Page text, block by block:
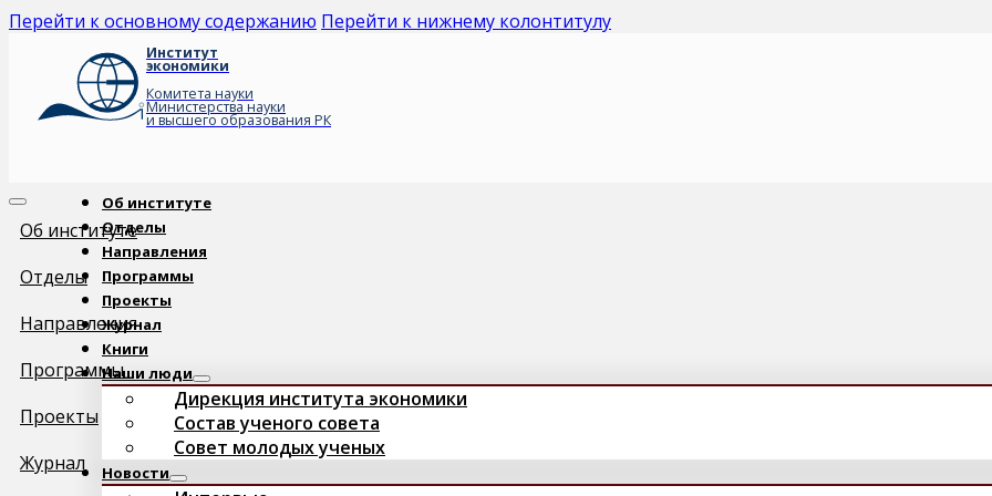
Перейти к основному содержанию Перейти к нижнему колонтитулу
Институт
экономики
Комитета науки
Министерства науки
и высшего образования РК
Об институте
Отделы
Направления
Программы
Проекты
Журнал
Книги
Наши люди
Дирекция института экономики
Состав ученого совета
Совет молодых ученых
Новости
Об институте
Отделы
Направления
Программы
Проекты
Журнал